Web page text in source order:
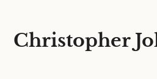
Christopher